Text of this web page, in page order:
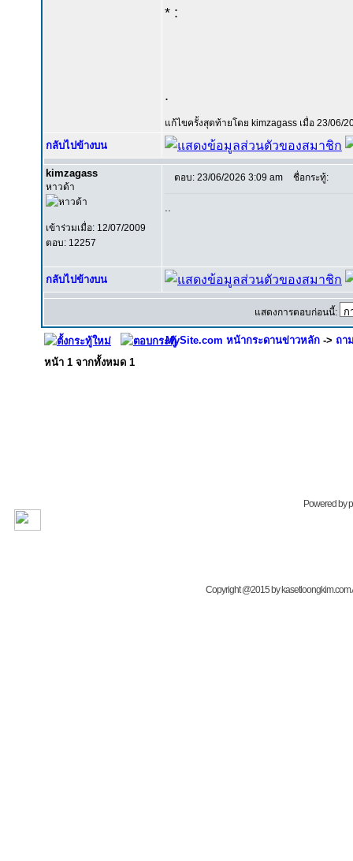
* :
.
แก้ไขครั้งสุดท้ายโดย kimzagass เมื่อ 23/06/
กลับไปข้างบน
kimzagass
หาวด้า
เข้าร่วมเมื่อ: 12/07/2009
ตอบ: 12257
ตอบ: 23/06/2026 3:09 am ชื่อกระทู้:
กลับไปข้างบน
แสดงการตอบก่อนนี้:
MySite.com หน้ากระดานข่าวหลัก -> ถา
หน้า 1 จากทั้งหมด 1
Powered by
Copyright @2015 by kasetloongkim.com